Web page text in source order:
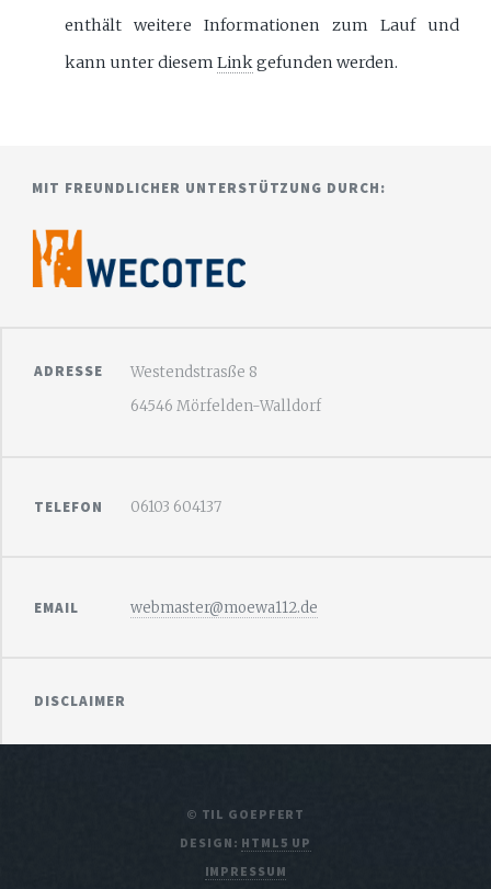
enthält weitere Informationen zum Lauf und
kann unter diesemLinkgefunden werden.
MIT FREUNDLICHER UNTERSTÜTZUNG DURCH:
ADRESSE
Westendstrasße 8
64546 Mörfelden-Walldorf
TELEFON 06103 604137
EMAIL webmaster@moewa112.de
DISCLAIMER
© TIL GOEPFERT
DESIGN: HTML5 UP
IMPRESSUM